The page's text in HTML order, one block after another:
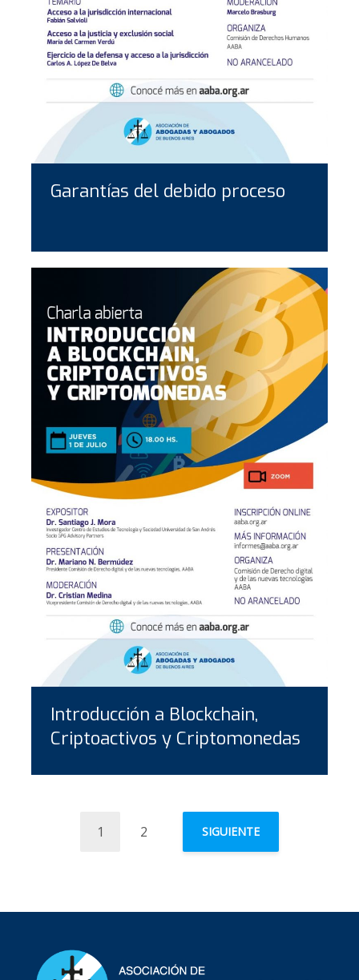
Garantías del debido proceso
Introducción a Blockchain,
Criptoactivos y Criptomonedas
1 2 SIGUIENTE